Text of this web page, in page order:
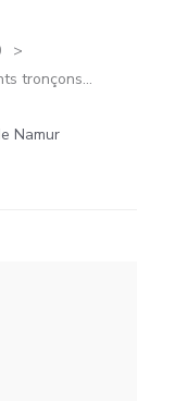
tronçons...
Namur